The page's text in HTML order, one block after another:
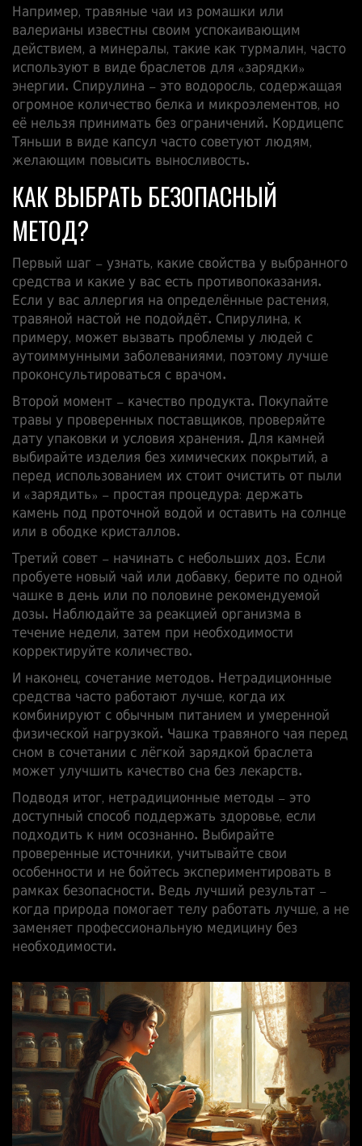
Например, травяные чаи из ромашки или
валерианы известны своим успокаивающим
действием, а минералы, такие как турмалин, часто
используют в виде браслетов для «зарядки»
энергии. Спирулина – это водоросль, содержащая
огромное количество белка и микроэлементов, но
её нельзя принимать без ограничений. Кордицепс
Тяньши в виде капсул часто советуют людям,
желающим повысить выносливость.
КАК ВЫБРАТЬ БЕЗОПАСНЫЙ
МЕТОД?
Первый шаг – узнать, какие свойства у выбранного
средства и какие у вас есть противопоказания.
Если у вас аллергия на определённые растения,
травяной настой не подойдёт. Спирулина, к
примеру, может вызвать проблемы у людей с
аутоиммунными заболеваниями, поэтому лучше
проконсультироваться с врачом.
Второй момент – качество продукта. Покупайте
травы у проверенных поставщиков, проверяйте
дату упаковки и условия хранения. Для камней
выбирайте изделия без химических покрытий, а
перед использованием их стоит очистить от пыли
и «зарядить» – простая процедура: держать
камень под проточной водой и оставить на солнце
или в ободке кристаллов.
Третий совет – начинать с небольших доз. Если
пробуете новый чай или добавку, берите по одной
чашке в день или по половине рекомендуемой
дозы. Наблюдайте за реакцией организма в
течение недели, затем при необходимости
корректируйте количество.
И наконец, сочетание методов. Нетрадиционные
средства часто работают лучше, когда их
комбинируют с обычным питанием и умеренной
физической нагрузкой. Чашка травяного чая перед
сном в сочетании с лёгкой зарядкой браслета
может улучшить качество сна без лекарств.
Подводя итог, нетрадиционные методы – это
доступный способ поддержать здоровье, если
подходить к ним осознанно. Выбирайте
проверенные источники, учитывайте свои
особенности и не бойтесь экспериментировать в
рамках безопасности. Ведь лучший результат –
когда природа помогает телу работать лучше, а не
заменяет профессиональную медицину без
необходимости.